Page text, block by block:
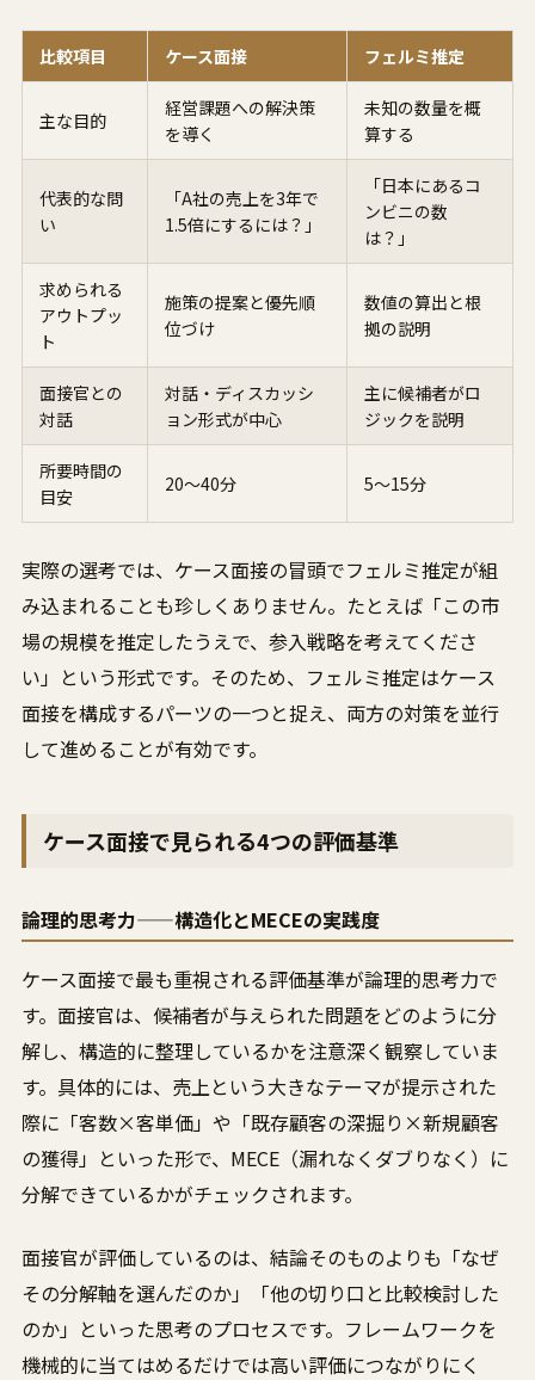
比較項目 ケース面接 フェルミ推定
主な目的
経営課題への解決策
を導く
未知の数量を概
算する
代表的な問
い
「A社の売上を3年で
1.5倍にするには？」
「日本にあるコ
ンビニの数
は？」
求められる
アウトプッ
ト
施策の提案と優先順
位づけ
数値の算出と根
拠の説明
面接官との
対話
対話・ディスカッシ
ョン形式が中心
主に候補者がロ
ジックを説明
所要時間の
目安
20〜40分 5〜15分
実際の選考では、ケース面接の冒頭でフェルミ推定が組
み込まれることも珍しくありません。たとえば「この市
場の規模を推定したうえで、参入戦略を考えてくださ
い」という形式です。そのため、フェルミ推定はケース
面接を構成するパーツの一つと捉え、両方の対策を並行
して進めることが有効です。
ケース面接で見られる4つの評価基準
論理的思考力——構造化とMECEの実践度
ケース面接で最も重視される評価基準が論理的思考力で
す。面接官は、候補者が与えられた問題をどのように分
解し、構造的に整理しているかを注意深く観察していま
す。具体的には、売上という大きなテーマが提示された
際に「客数×客単価」や「既存顧客の深掘り×新規顧客
の獲得」といった形で、MECE（漏れなくダブりなく）に
分解できているかがチェックされます。
面接官が評価しているのは、結論そのものよりも「なぜ
その分解軸を選んだのか」「他の切り口と比較検討した
のか」といった思考のプロセスです。フレームワークを
機械的に当てはめるだけでは高い評価につながりにく